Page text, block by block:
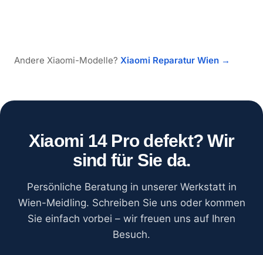
Andere Xiaomi-Modelle? Xiaomi Reparatur Wien →
Xiaomi 14 Pro defekt? Wir
sind für Sie da.
Persönliche Beratung in unserer Werkstatt in
Wien-Meidling. Schreiben Sie uns oder kommen
Sie einfach vorbei – wir freuen uns auf Ihren
Besuch.